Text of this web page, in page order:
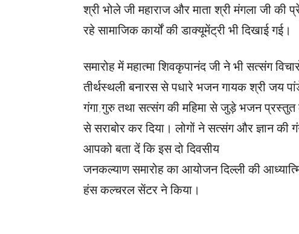
श्री भोले जी महाराज और माता श्री मंगला जी की
रहे सामाजिक कार्यों की डाक्यूमेंट्री भी दिखाई गई।
समारोह में महात्मा शिवकृपानंद जी ने भी सत्संग
तीर्थस्थली बनारस से पधारे भजन गायक श्री जय
गंगा,गुरु तथा सत्संग की महिमा से जुड़े भजन
से सराबोर कर दिया। लोगों ने सत्संग और ज्ञान
आपको बता दें कि इस दो दिवसीय
जनकल्याण समारोह का आयोजन दिल्ली की
हंस कल्चरल सेंटर ने किया।